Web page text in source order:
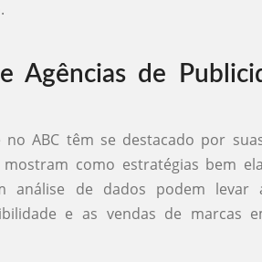
Agências de
ABC têm se destacado por
mostram como estratégias bem
análise de dados podem levar
e as vendas de marcas